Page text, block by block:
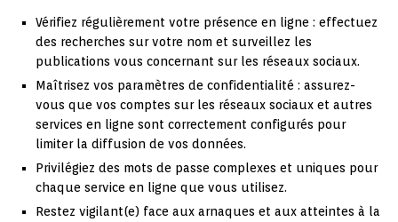
Vérifiez régulièrement votre présence en ligne : effectuez
des recherches sur votre nom et surveillez les
publications vous concernant sur les réseaux sociaux.
Maîtrisez vos paramètres de confidentialité : assurez-
vous que vos comptes sur les réseaux sociaux et autres
services en ligne sont correctement configurés pour
limiter la diffusion de vos données.
Privilégiez des mots de passe complexes et uniques pour
chaque service en ligne que vous utilisez.
Restez vigilant(e) face aux arnaques et aux atteintes à la